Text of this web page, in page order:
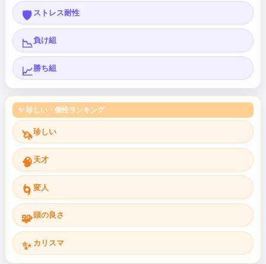
🛡️ ストレス耐性
📉負け組
📈勝ち組
✨ 珍しい・個性ランキング
🦄珍しい
🧠 天才
🌀 変人
🧩頭の良さ
✨ カリスマ